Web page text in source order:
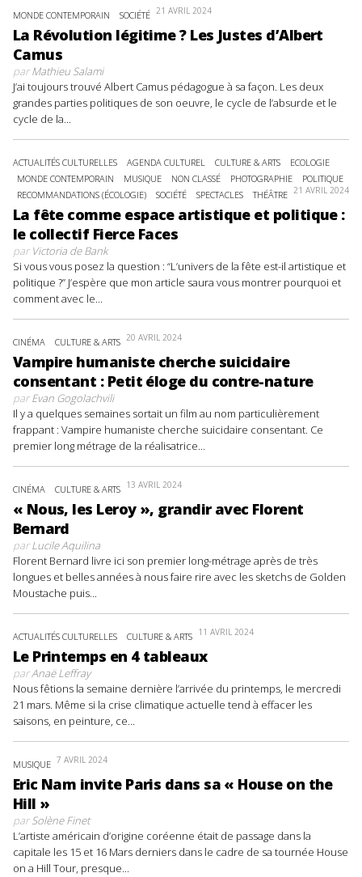
MONDE CONTEMPORAIN SOCIÉTÉ 21 AVRIL 2024
La Révolution légitime ? Les Justes d’Albert
Camus
parMathieu Salami
J’ai toujours trouvé Albert Camus pédagogue à sa façon. Les deux
grandes parties politiques de son oeuvre, le cycle de l’absurde et le
cycle de la...
ACTUALITÉS CULTURELLES AGENDA CULTUREL CULTURE & ARTS
ECOLOGIE
MONDE CONTEMPORAIN
MUSIQUE NON CLASSÉ PHOTOGRAPHIE
POLITIQUE
RECOMMANDATIONS (ÉCOLOGIE)
SOCIÉTÉ SPECTACLES THÉÂTRE 21 AVRIL 2024
La fête comme espace artistique et politique :
le collectif Fierce Faces
parVictoria de Bank
Si vous vous posez la question : “L’univers de la fête est-il artistique et
politique ?” J’espère que mon article saura vous montrer pourquoi et
comment avec le...
CINÉMA CULTURE & ARTS 20 AVRIL 2024
Vampire humaniste cherche suicidaire
consentant : Petit éloge du contre-nature
parEvan Gogolachvili
Il y a quelques semaines sortait un film au nom particulièrement
frappant : Vampire humaniste cherche suicidaire consentant. Ce
premier long métrage de la réalisatrice...
CINÉMA CULTURE & ARTS 13 AVRIL 2024
« Nous, les Leroy », grandir avec Florent
Bernard
parLucile Aquilina
Florent Bernard livre ici son premier long-métrage après de très
longues et belles années à nous faire rire avec les sketchs de Golden
Moustache puis...
ACTUALITÉS CULTURELLES CULTURE & ARTS 11 AVRIL 2024
Le Printemps en 4 tableaux
parAnaë Leffray
Nous fêtions la semaine dernière l’arrivée du printemps, le mercredi
21 mars. Même si la crise climatique actuelle tend à effacer les
saisons, en peinture, ce...
MUSIQUE 7 AVRIL 2024
Eric Nam invite Paris dans sa « House on the
Hill »
parSolène Finet
L’artiste américain d’origine coréenne était de passage dans la
capitale les 15 et 16 Mars derniers dans le cadre de sa tournée House
on a Hill Tour, presque...